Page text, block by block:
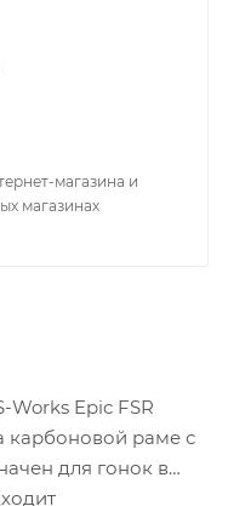
магазина и
магазинах
Works Epic FSR
карбоновой раме с
для гонок в